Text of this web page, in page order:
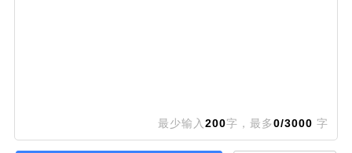
最少输入200字，最多0/3000字